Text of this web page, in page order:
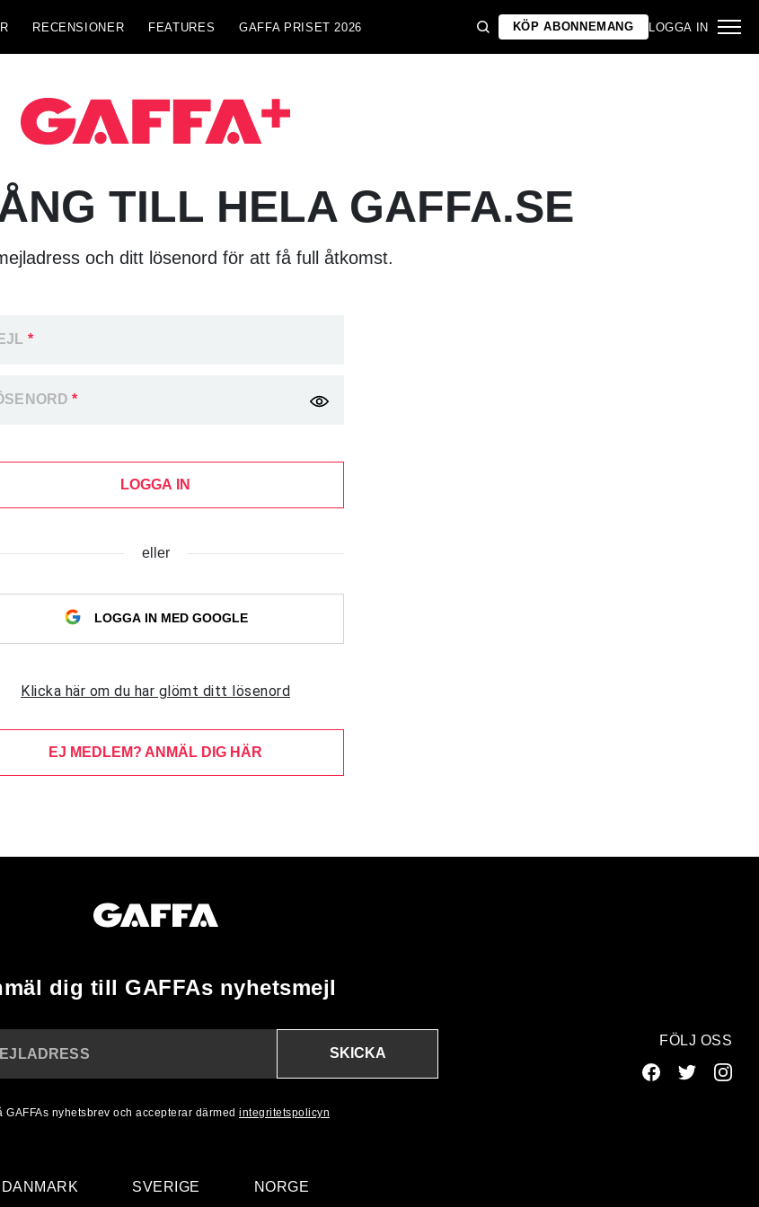
RECENSIONER FEATURES GAFFA PRISET 2026 KÖP ABONNEMANG LOGGA IN
TILL HELA GAFFA.SE
och ditt lösenord för att få full åtkomst.
*
*
LOGGA IN
eller
LOGGA IN MED GOOGLE
Klicka här om du har glömt ditt lösenord
EJ MEDLEM? ANMÄL DIG HÄR
dig till GAFFAs nyhetsmejl
SKICKA
GAFFAs nyhetsbrev och accepterar därmed integritetspolicyn
FÖLJ OSS
DANMARK SVERIGE NORGE